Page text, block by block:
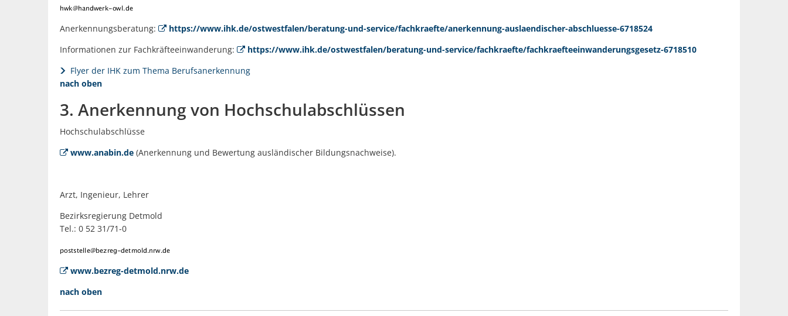
Anerkennungsberatung:
https://www.ihk.de/ostwestfalen/beratung-und-service/fachkraefte/anerkennung-auslaendischer-abschluesse-6718524
Informationen zur Fachkräfteeinwanderung:
https://www.ihk.de/ostwestfalen/beratung-und-service/fachkraefte/fachkraefteeinwanderungsgesetz-6718510
Flyer der IHK zum Thema Berufsanerkennung
nach oben
3. Anerkennung von Hochschulabschlüssen
Hochschulabschlüsse
www.anabin.de(Anerkennung und Bewertung ausländischer Bildungsnachweise).
Arzt, Ingenieur, Lehrer
Bezirksregierung Detmold
Tel.: 0 52 31/71-0
www.bezreg-detmold.nrw.de
nach oben